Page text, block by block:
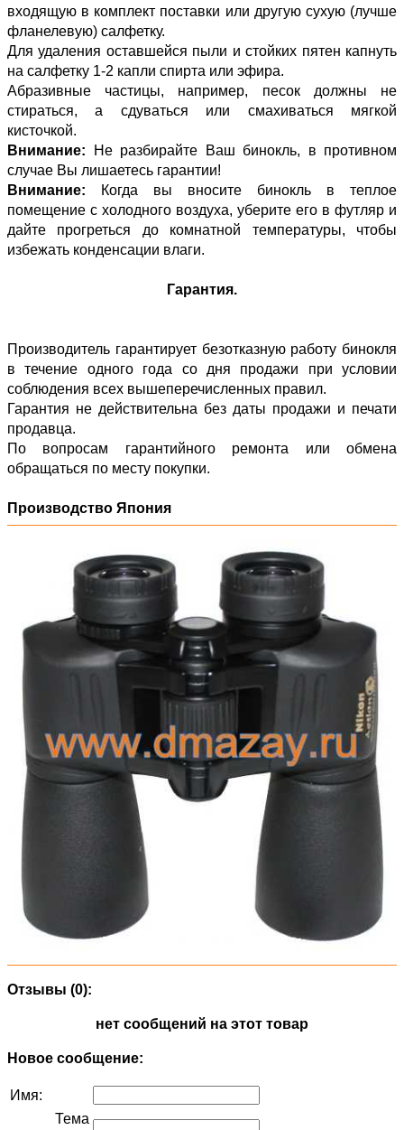
входящую в комплект поставки или другую сухую (лучше
фланелевую) салфетку.
Для удаления оставшейся пыли и стойких пятен капнуть
на салфетку 1-2 капли спирта или эфира.
Абразивные частицы, например, песок должны не
стираться, а сдуваться или смахиваться мягкой
кисточкой.
Внимание: Не разбирайте Ваш бинокль, в противном
случае Вы лишаетесь гарантии!
Внимание: Когда вы вносите бинокль в теплое
помещение с холодного воздуха, уберите его в футляр и
дайте прогреться до комнатной температуры, чтобы
избежать конденсации влаги.
Гарантия.
Производитель гарантирует безотказную работу бинокля
в течение одного года со дня продажи при условии
соблюдения всех вышеперечисленных правил.
Гарантия не действительна без даты продажи и печати
продавца.
По вопросам гарантийного ремонта или обмена
обращаться по месту покупки.
Производство Япония
Отзывы (0):
нет сообщений на этот товар
Новое сообщение:
Имя:
Тема